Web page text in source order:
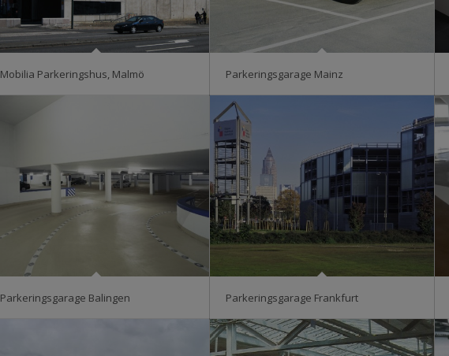
Mobilia Parkeringshus, Malmö Parkeringsgarage Mainz
Parkeringsgarage Balingen Parkeringsgarage Frankfurt